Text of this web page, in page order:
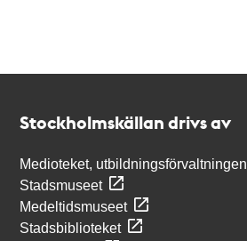
Stockholmskällan drivs av
Medioteket, utbildningsförvaltningen
Stadsmuseet
Medeltidsmuseet
Stadsbiblioteket